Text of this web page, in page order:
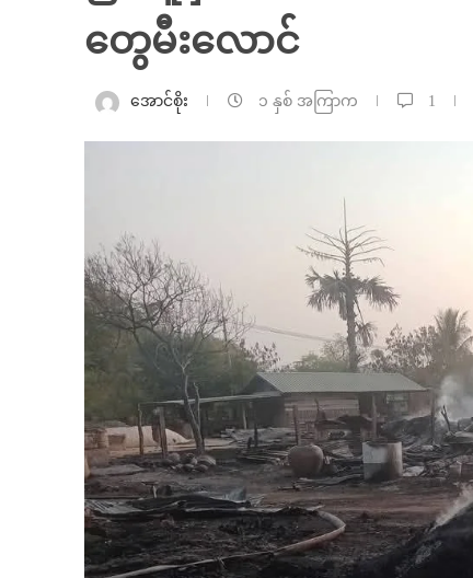
တွေမီးလောင်
အောင်စိုး ၁ နှစ် အကြာက 1